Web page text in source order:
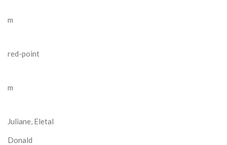
m
red-point
m
Juliane, Eletal
Donald